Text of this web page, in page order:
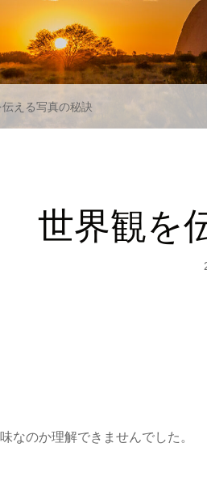
える写真の秘訣
世界観を
なのか理解できませんでした。